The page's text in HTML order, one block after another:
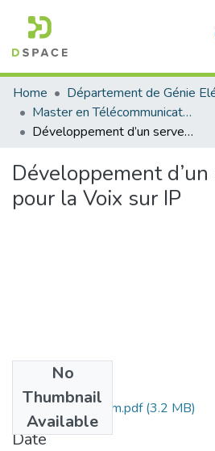
Communities & Collections
All of DSpace
Statistics
Home
Master en Télécommunication
Développement d’un serveur SIP pour la Voix sur IP
Développement
pour la Voix sur IP
No
Thumbnail
Available
Ms.Tel.Bendelhoum.pdf(3.2 MB)
Date